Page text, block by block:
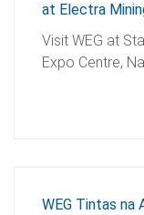
at Electra
Visit WEG at
Expo Centre,
WEG Tintas na